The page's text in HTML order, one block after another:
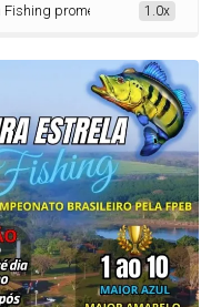
promete movimentar a Prainha
1.0x